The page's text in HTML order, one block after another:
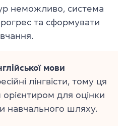
неможливо, система
та сформувати
мови
лінгвісти, тому ця
для оцінки
навчального шляху.